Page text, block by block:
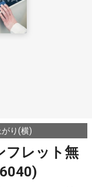
り(横)
フレット無